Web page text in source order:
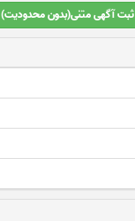
ثبت آگهی متنی(بدون محدودیت)